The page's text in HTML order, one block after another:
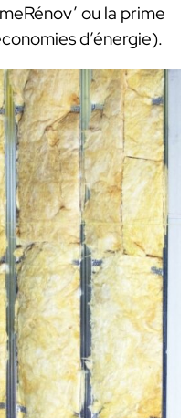
ou la prime
d’énergie).